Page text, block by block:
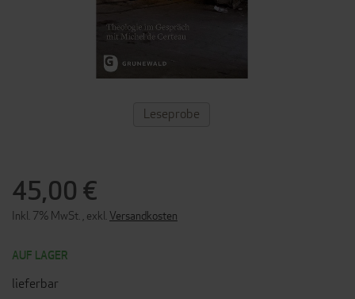
45,00 €
Inkl. 7% MwSt. exkl. Versandkosten
AUF LAGER
lieferbar
ZUM
ANFANG
Leseprobe